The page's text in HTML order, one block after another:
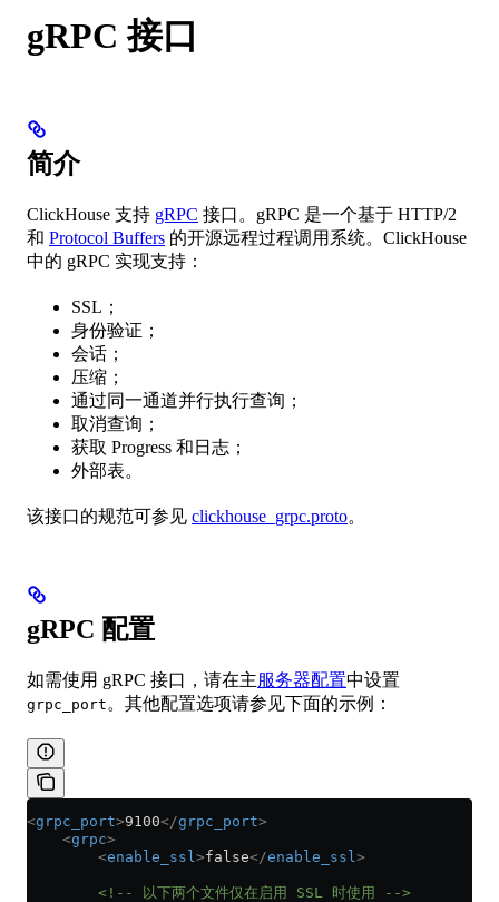
gRPC 接口
简介
ClickHouse 支持 gRPC 接口。gRPC 是一个基于 HTTP/2
和 Protocol Buffers 的开源远程过程调用系统。ClickHouse
中的 gRPC 实现支持：
SSL；
身份验证；
会话；
压缩；
通过同一通道并行执行查询；
取消查询；
获取 Progress 和日志；
外部表。
该接口的规范可参见 clickhouse_grpc.proto。
gRPC 配置
如需使用 gRPC 接口，请在主服务器配置中设置
grpc_port 。其他配置选项请参见下面的示例：
<grpc_port>9100</grpc_port>
    <
grpc>
        <
enable_ssl >false</enable_ssl >
        <!-- 以下两个文件仅在启用 SSL 时使用 -->